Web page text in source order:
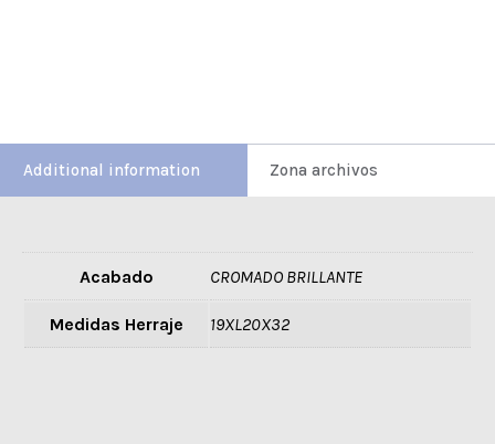
Additional information Zona archivos
Acabado CROMADO BRILLANTE
Medidas Herraje 19XL20X32